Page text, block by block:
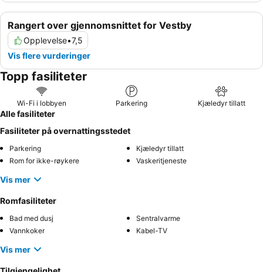
Rangert over gjennomsnittet for Vestby
Opplevelse•7,5
Vis flere vurderinger
Topp fasiliteter
Wi-Fi i lobbyen Parkering Kjæledyr tillatt
Alle fasiliteter
Fasiliteter på overnattingsstedet
Parkering
Kjæledyr tillatt
Rom for ikke-røykere
Vaskeritjeneste
Vis mer
Romfasiliteter
Bad med dusj
Sentralvarme
Vannkoker
Kabel-TV
Vis mer